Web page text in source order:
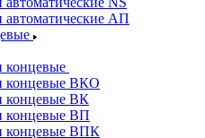
АП
концевые
концевые ВКО
концевые ВК
концевые ВП
концевые ВПК